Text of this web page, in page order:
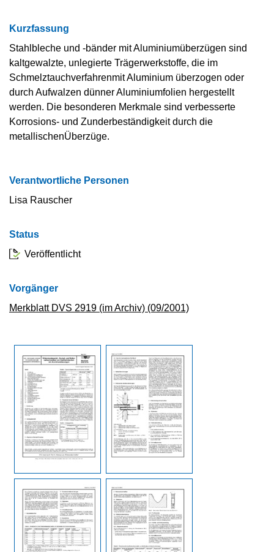
Kurzfassung
Stahlbleche und -bänder mit Aluminiumüberzügen sind
kaltgewalzte, unlegierte Trägerwerkstoffe, die im
Schmelztauchverfahrenmit Aluminium überzogen oder
durch Aufwalzen dünner Aluminiumfolien hergestellt
werden. Die besonderen Merkmale sind verbesserte
Korrosions- und Zunderbeständigkeit durch die
metallischenÜberzüge.
Verantwortliche Personen
Lisa Rauscher
Status
Veröffentlicht
Vorgänger
Merkblatt DVS 2919 (im Archiv) (09/2001)